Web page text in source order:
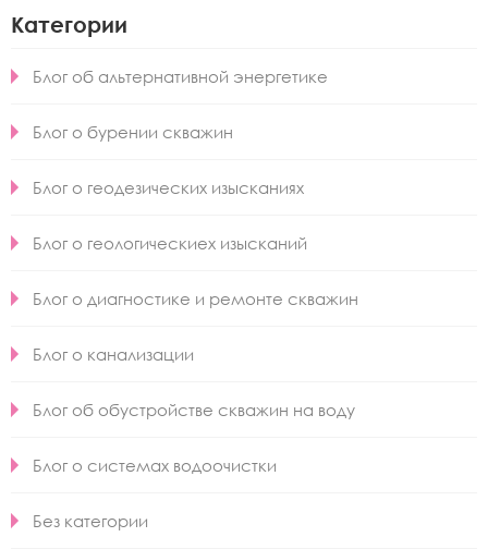
Категории
Блог об альтернативной энергетике
Блог о бурении скважин
Блог о геодезических изысканиях
Блог о геологическиех изысканий
Блог о диагностике и ремонте скважин
Блог о канализации
Блог об обустройстве скважин на воду
Блог о системах водоочистки
Без категории